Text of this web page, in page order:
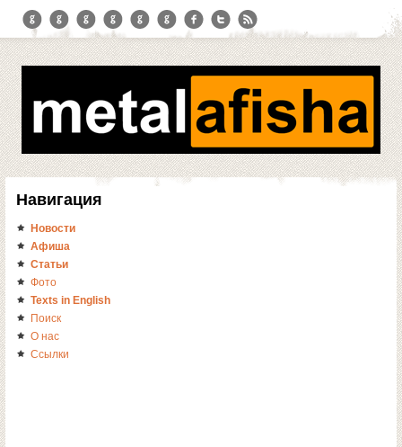
Навигация
Новости
Афиша
Статьи
Фото
Texts in English
Поиск
О нас
Ссылки